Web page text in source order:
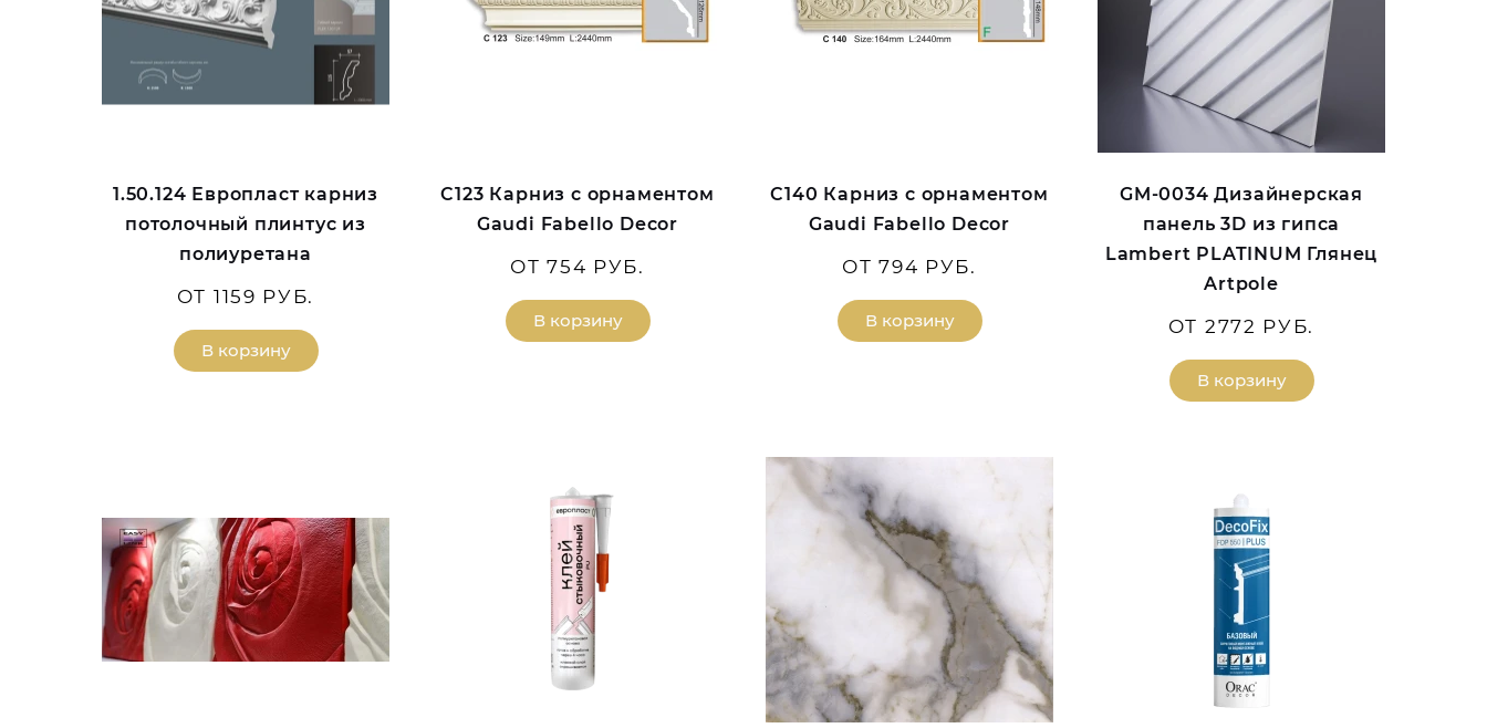
1.50.124 Европласт карниз
потолочный плинтус из
полиуретана
ОТ 1159 РУБ.
В корзину
C123 Карниз с орнаментом
Gaudi Fabello Decor
ОТ 754 РУБ.
В корзину
C140 Карниз с орнаментом
Gaudi Fabello Decor
ОТ 794 РУБ.
В корзину
GM-0034 Дизайнерская
панель 3D из гипса
Lambert PLATINUM Глянец
Artpole
ОТ 2772 РУБ.
В корзину